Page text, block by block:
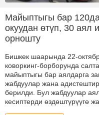
Майыптыгы бар
окуудан өтүп, 30 аял
орношту
Бишкек шаарында 22-
коворкинг-борборунда
майыптыгы бар аялдарга
жабдуулар жана
берилди. Бул жабдуулар
кесиптерди өздөштүрүүгө